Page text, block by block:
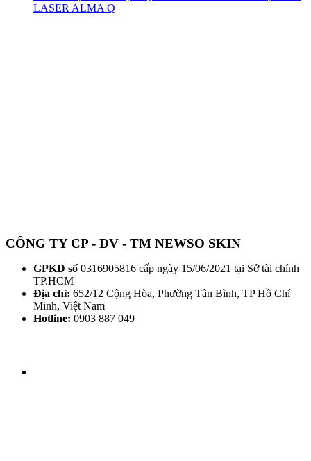
LASER ALMA Q
CÔNG TY CP - DV - TM NEWSO SKIN
GPKD số 0316905816 cấp ngày 15/06/2021 tại Sở tài chính
TP.HCM
Địa chỉ: 652/12 Cộng Hòa, Phường Tân Bình, TP Hồ Chí
Minh, Việt Nam
Hotline: 0903 887 049